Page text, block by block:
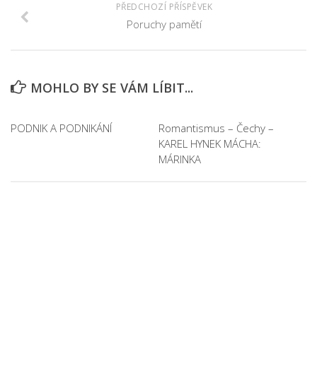
PŘEDCHOZÍ PŘÍSPĚVEK
Poruchy pamětí
MOHLO BY SE VÁM LÍBIT...
PODNIK A PODNIKÁNÍ
Romantismus – Čechy –
KAREL HYNEK MÁCHA:
MÁRINKA